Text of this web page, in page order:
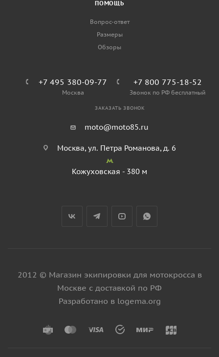
ПОМОЩЬ
Вопрос-ответ
Размеры
Обзоры
+7 495 380-09-77
Москва
+7 800 775-18-52
Звонок по РФ бесплатный
ЗАКАЗАТЬ ЗВОНОК
moto@moto85.ru
Москва, ул. Петра Романова, д. 6
Кожуховская - 380 м
2012 © Магазин экипировки для мотокросса в
Москве с доставкой по РФ
Разработано в logema.org